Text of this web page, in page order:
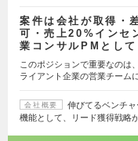
案件は会社が取得・
可・売上20%インセ
業コンサルPMとし
このポジションで重要なのは
ライアント企業の営業チーム
会社概要
伸びてるベンチ
機能として、リード獲得戦略